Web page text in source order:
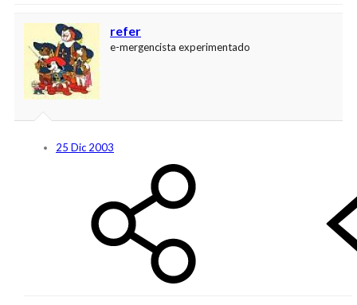
refer
e-mergencista experimentado
25 Dic 2003